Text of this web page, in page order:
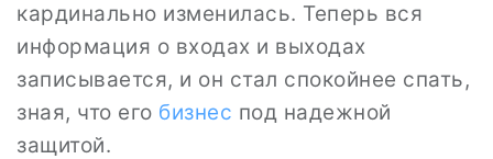
кардинально изменилась. Теперь вся
информация о входах и выходах
записывается, и он стал спокойнее спать,
зная, что его бизнес под надежной
защитой.